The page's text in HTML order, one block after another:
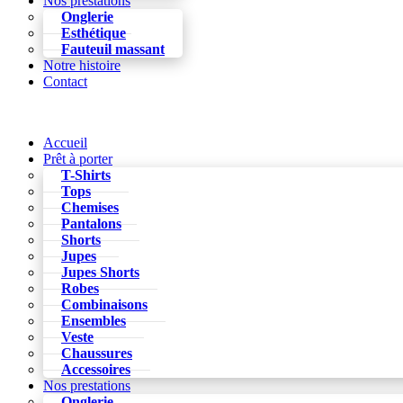
Onglerie
Esthétique
Fauteuil massant
Notre histoire
Contact
Accueil
Prêt à porter
T-Shirts
Tops
Chemises
Pantalons
Shorts
Jupes
Jupes Shorts
Robes
Combinaisons
Ensembles
Veste
Chaussures
Accessoires
Nos prestations